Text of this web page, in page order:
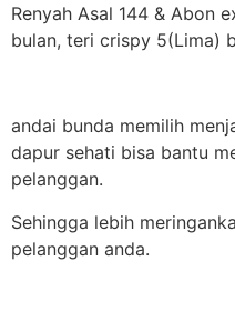
Renyah Asal 144 & Abon
bulan, teri crispy 5(Lima)
andai bunda memilih
dapur sehati bisa bantu
pelanggan.
Sehingga lebih
pelanggan anda.